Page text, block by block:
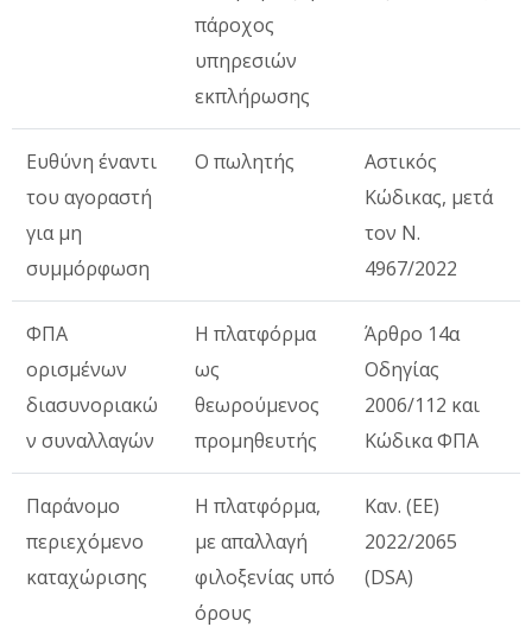
πάροχος
υπηρεσιών
εκπλήρωσης
Ευθύνη έναντι
του αγοραστή
για μη
συμμόρφωση
Ο πωλητής
Αστικός
Κώδικας, μετά
τον Ν.
4967/2022
ΦΠΑ
ορισμένων
διασυνοριακώ
ν συναλλαγών
Η πλατφόρμα
ως
θεωρούμενος
προμηθευτής
Άρθρο 14α
Οδηγίας
2006/112 και
Κώδικα ΦΠΑ
Παράνομο
περιεχόμενο
καταχώρισης
Η πλατφόρμα,
με απαλλαγή
φιλοξενίας υπό
όρους
Καν. (ΕΕ)
2022/2065
(DSA)